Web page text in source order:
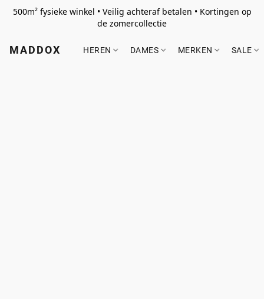
500m² fysieke winkel • Veilig achteraf betalen • Kortingen op
de zomercollectie
MADDOX HEREN DAMES MERKEN SALE